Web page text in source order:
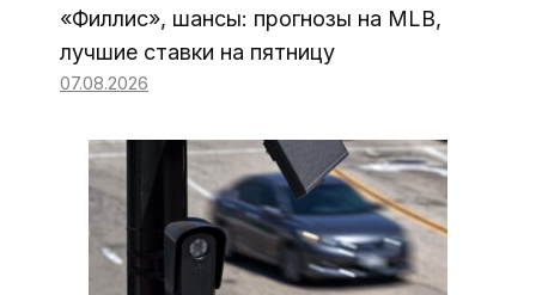
«Филлис», шансы: прогнозы на MLB,
лучшие ставки на пятницу
07.08.2026